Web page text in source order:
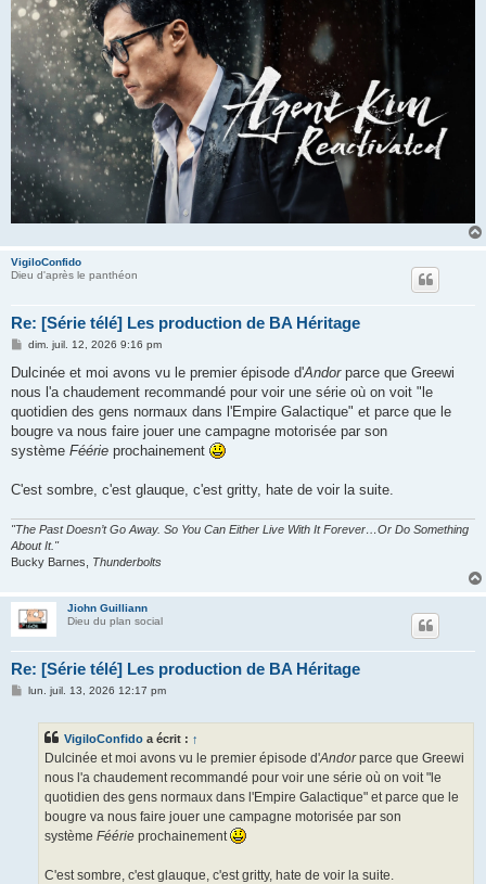
VigiloConfido
Dieu d'après le panthéon
Re: [Série télé] Les production de BA Héritage
M
s
a
g
dim. juil. 12, 2026 9:16 pm
Dulcinée et moi avons vu le premier épisode d'Andorparce que Greewi
nous l'a chaudement recommandé pour voir une série où on voit "le
quotidien des gens normaux dans l'Empire Galactique" et parce que le
bougre va nous faire jouer une campagne motorisée par son
système Féérie prochainement
C'est sombre, c'est glauque, c'est gritty, hate de voir la suite.
"The Past Doesn’t Go Away. So You Can Either Live With It Forever…Or Do Something
About It."
Bucky Barnes, Thunderbolts
Jiohn Guilliann
Dieu du plan social
Re: [Série télé] Les production de BA Héritage
Mlun. juil. 13, 2026 12:17 pm
VigiloConfido a écrit : ↑
Dulcinée et moi avons vu le premier épisode d'Andorparce que Greewi
nous l'a chaudement recommandé pour voir une série où on voit "le
quotidien des gens normaux dans l'Empire Galactique" et parce que le
bougre va nous faire jouer une campagne motorisée par son
système Féérie prochainement
C'est sombre, c'est glauque, c'est gritty, hate de voir la suite.